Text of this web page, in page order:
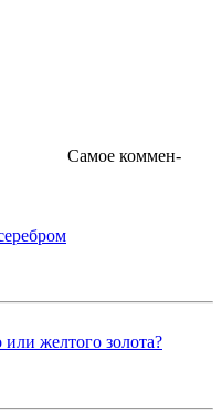
Самое коммен-
желтого золота?